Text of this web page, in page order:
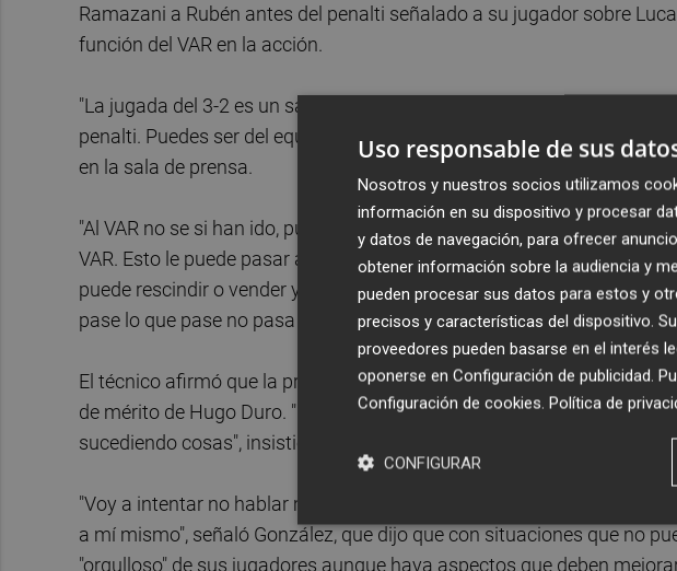
Ramazani a Rubén antes del penalti señalado a su jugador sobre
función del VAR en la acción.
"La jugada del 3-2 es un saque de puerta que te ganan en la segunda
penalti. Puedes ser del equipo que quieras pero Ramazani le ha hecho
en la sala de prensa.
"Al VAR no se si han ido, puede que hayan ido al bar del gol norte o del
VAR. Esto le puede pasar al Valencia la próxima jornada. Si tienes
puede rescindir o vender y si eres entrenador te pueden echar, Solo
pase lo que pase no pasa nada.", deslizó.
El técnico afirmó que la primera parte fue igualada y que el Valencia
de mérito de Hugo Duro. "En la segunda creo que hemos estado
sucediendo cosas", insistió.
"Voy a intentar no hablar mucho del tema arbitral, no soy la persona
a mí mismo", señaló González, que dijo que con situaciones que no
"orgulloso" de sus jugadores aunque haya aspectos que deben
Uso responsable de sus
Nosotros y nuestros socios utilizamos
información en su dispositivo y procesar
y datos de navegación, para ofrecer
obtener información sobre la audiencia y
pueden procesar sus datos para estos y
precisos y características del dispositivo.
proveedores pueden basarse en el interés
oponerse en Configuración de publicidad.
Configuración de cookies. Política de
CONFIGURAR